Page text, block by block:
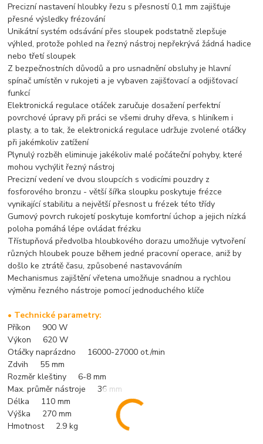
Precizní nastavení hloubky řezu s přesností 0,1 mm zajišťuje
přesné výsledky frézování
Unikátní systém odsávání přes sloupek podstatně zlepšuje
výhled, protože pohled na řezný nástroj nepřekrývá žádná hadice
nebo třetí sloupek
Z bezpečnostních důvodů a pro usnadnění obsluhy je hlavní
spínač umístěn v rukojeti a je vybaven zajišťovací a odjišťovací
funkcí
Elektronická regulace otáček zaručuje dosažení perfektní
povrchové úpravy při práci se všemi druhy dřeva, s hliníkem i
plasty, a to tak, že elektronická regulace udržuje zvolené otáčky
při jakémkoliv zatížení
Plynulý rozběh eliminuje jakékoliv malé počáteční pohyby, které
mohou vychýlit řezný nástroj
Precizní vedení ve dvou sloupcích s vodicími pouzdry z
fosforového bronzu - větší šířka sloupku poskytuje frézce
vynikající stabilitu a největší přesnost u frézek této třídy
Gumový povrch rukojetí poskytuje komfortní úchop a jejich nízká
poloha pomáhá lépe ovládat frézku
Třístupňová předvolba hloubkového dorazu umožňuje vytvoření
různých hloubek pouze během jedné pracovní operace, aniž by
došlo ke ztrátě času, způsobené nastavováním
Mechanismus zajištění vřetena umožňuje snadnou a rychlou
výměnu řezného nástroje pomocí jednoduchého klíče
• Technické parametry:
Příkon 900 W
Výkon 620 W
Otáčky naprázdno 16000-27000 ot./min
Zdvih 55 mm
Rozměr kleštiny 6-8 mm
Max. průměr nástroje 36 mm
Délka 110 mm
Výška 270 mm
Hmotnost 2.9 kg